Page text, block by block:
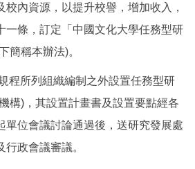
內資源，以提升校譽，增加收入，
一條，訂定「中國文化大學任務型研
簡稱本辦法)。
程所列組織編制之外設置任務型研
構)，其設置計畫書及設置要點經各
單位會議討論通過後，送研究發展處
政會議審議。